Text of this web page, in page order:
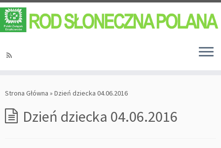
Strona Główna » Dzień dziecka 04.06.2016
Dzień dziecka 04.06.2016